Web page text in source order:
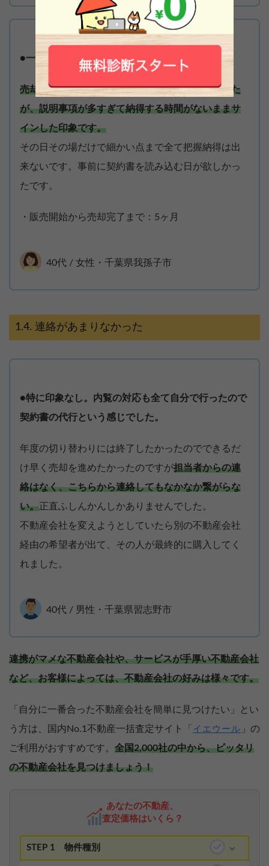
●一戸建てを1,900万円で売却
売却の契約時に時間がかかることは聞いていました
が、説明事項が多すぎて納得する時間がないままサ
インした印象です。
その日その場だけで細かい点まで全て把握納得は出
来ないです。事前に契約書を読み込む日が欲しかっ
たです。
・販売開始から売却完了まで：5ヶ月
40代 / 女性・千葉県我孫子市
連絡があまりなかった
●特に印象なし。内覧の対応も全て自分で行ったので
契約書の代行という感じでした。
年度の切り替わりには終了したかったのでできるだ
け早く売却を進めたかったのですが担当者からの連
絡はなく、こちらから連絡してもなかなか繋がらな
い。正直ふしんかんしかありませんでした。
不動産会社を変えようとしていたら別の不動産会社
経由の希望者が出て、その人が最終的に購入してく
れました。
40代 / 男性・千葉県習志野市
連携がマメな不動産会社や、サービスが手厚い不動産会社
など、お客様によっては、不動産会社の好みは様々です。
「自分に一番合った不動産会社を簡単に見つけたい」とい
う方は、国内No.1不動産一括査定サイト「 イエウール 」の
ご利用がおすすめです。 全国2,000社の中から、ピッタリ
の不動産会社を見つけましょう！
あなたの不動産、
査定価格はいくら？
STEP 1 物件種別